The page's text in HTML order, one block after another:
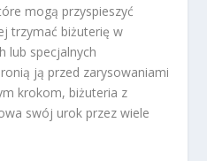
mogą przyspieszyć
trzymać biżuterię w
lub specjalnych
ją przed zarysowaniami
krokom, biżuteria z
swój urok przez wiele